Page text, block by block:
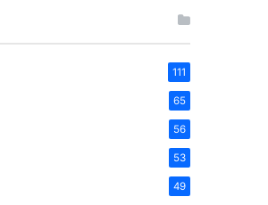
111
65
56
53
49